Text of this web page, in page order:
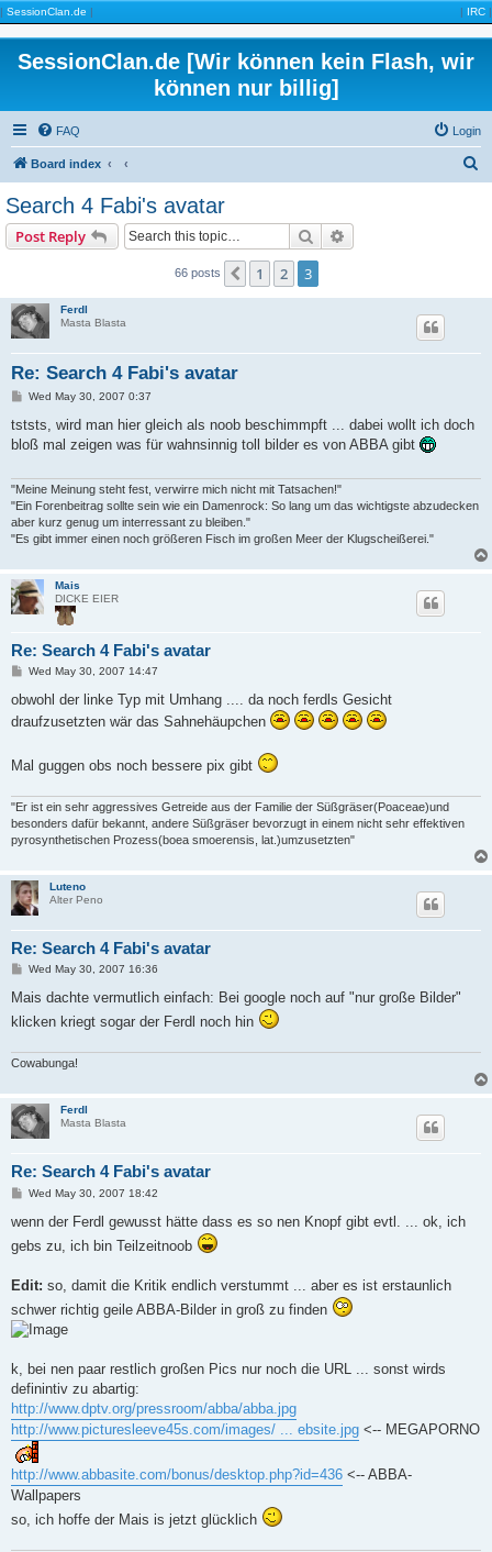
| SessionClan.de | | IRC |
SessionClan.de [Wir können kein Flash, wir
können nur billig]
FAQ Login
Board index
Search 4 Fabi's avatar
Post Reply Search
66 posts Previous
1 2 3
Ferdl
Masta Blasta
Re: Search 4 Fabi's avatar
P
s
Wed May 30, 2007 0:37
tststs, wird man hier gleich als noob beschimmpft ... dabei wollt ich doch
bloß mal zeigen was für wahnsinnig toll bilder es von ABBA gibt
"Meine Meinung steht fest, verwirre mich nicht mit Tatsachen!"
"Ein Forenbeitrag sollte sein wie ein Damenrock: So lang um das wichtigste abzudecken
aber kurz genug um interressant zu bleiben."
"Es gibt immer einen noch größeren Fisch im großen Meer der Klugscheißerei."
Mais
DICKE EIER
Re: Search 4 Fabi's avatar
P
s
Wed May 30, 2007 14:47
obwohl der linke Typ mit Umhang .... da noch ferdls Gesicht
draufzusetzten wär das Sahnehäupchen
Mal guggen obs noch bessere pix gibt
"Er ist ein sehr aggressives Getreide aus der Familie der Süßgräser(Poaceae)und
besonders dafür bekannt, andere Süßgräser bevorzugt in einem nicht sehr effektiven
pyrosynthetischen Prozess(boea smoerensis, lat.)umzusetzten"
Luteno
Alter Peno
Re: Search 4 Fabi's avatar
P
s
Wed May 30, 2007 16:36
Mais dachte vermutlich einfach: Bei google noch auf "nur große Bilder"
klicken kriegt sogar der Ferdl noch hin
Cowabunga!
Ferdl
Masta Blasta
Re: Search 4 Fabi's avatar
P
s
Wed May 30, 2007 18:42
wenn der Ferdl gewusst hätte dass es so nen Knopf gibt evtl. ... ok, ich
gebs zu, ich bin Teilzeitnoob
Edit: so, damit die Kritik endlich verstummt ... aber es ist erstaunlich
schwer richtig geile ABBA-Bilder in groß zu finden
k, bei nen paar restlich großen Pics nur noch die URL ... sonst wirds
definintiv zu abartig:
http://www.dptv.org/pressroom/abba/abba.jpg
http://www.picturesleeve45s.com/images/ ... ebsite.jpg <-- MEGAPORNO
http://www.abbasite.com/bonus/desktop.php?id=436 <-- ABBA-
Wallpapers
so, ich hoffe der Mais is jetzt glücklich